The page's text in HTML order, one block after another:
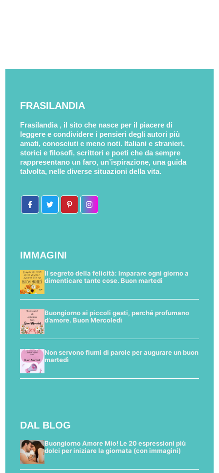
FRASILANDIA
Frasilandia , il sito che nasce per il piacere di
leggere e condividere i pensieri degli autori più
amati, conosciuti e meno noti. Italiani e stranieri,
storici e filosofi, scrittori e poeti che da sempre
rappresentano un faro, un’ispirazione, una guida
talvolta, nelle diverse situazioni della vita.
IMMAGINI
Il segreto della felicità: Imparare ogni giorno a
dimenticare tante cose. Buon martedì
Buongiorno ai piccoli gesti, perché profumano
d’amore. Buon Mercoledì
Non servono fiumi di parole per augurare un buon
martedì
DAL BLOG
Buongiorno Amore Mio! Le 20 espressioni più
dolci per iniziare la giornata (con immagini)